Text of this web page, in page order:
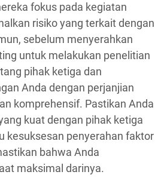
fokus pada kegiatan
risiko yang terkait dengan
sebelum menyerahkan
untuk melakukan penelitian
pihak ketiga dan
Anda dengan perjanjian
komprehensif. Pastikan Anda
kuat dengan pihak ketiga
kesuksesan penyerahan faktor
bahwa Anda
maksimal darinya.